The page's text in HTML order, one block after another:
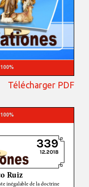
100%
Télécharger PDF
100%